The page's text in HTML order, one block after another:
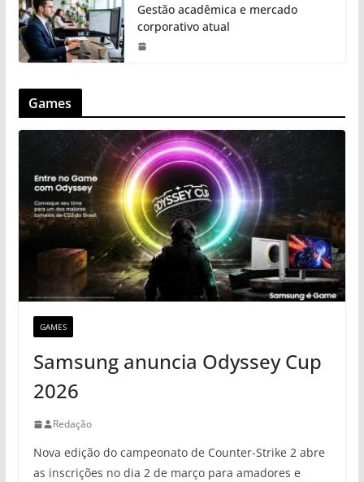
Gestão acadêmica e mercado
corporativo atual
Games
GAMES
Samsung anuncia Odyssey Cup
2026
Redação
Nova edição do campeonato de Counter-Strike 2 abre
as inscrições no dia 2 de março para amadores e